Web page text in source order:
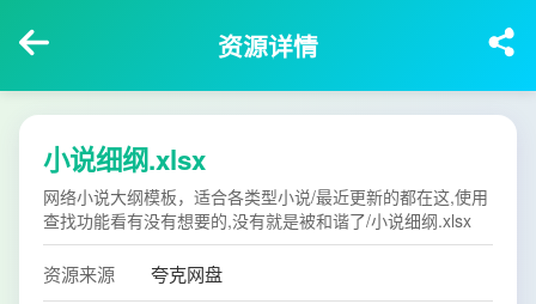
资源详情
小说细纲.xlsx
网络小说大纲模板，适合各类型小说/最近更新的都在这,使用
查找功能看有没有想要的,没有就是被和谐了/小说细纲.xlsx
资源来源 夸克网盘